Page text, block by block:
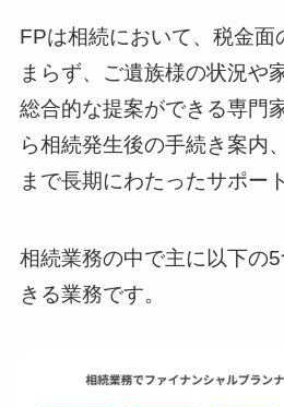
FPは相続において、税金面
まらず、ご遺族様の状況や
総合的な提案ができる専門
ら相続発生後の手続き案内
まで長期にわたったサポー
相続業務の中で主に以下の
きる業務です。